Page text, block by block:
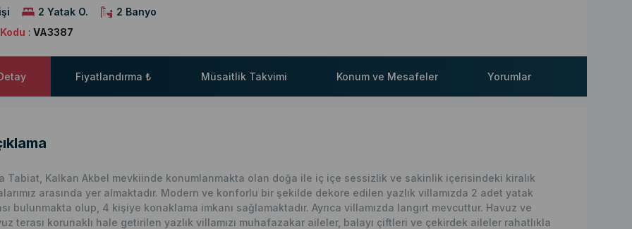
2 Yatak O.
2 Banyo
: VA3387
Fiyatlandırma ₺ Müsaitlik Takvimi Konum ve Mesafeler Yorumlar
Tabiat, Kalkan Akbel mevkiinde konumlanmakta olan doğa ile iç içe sessizlik ve sakinlik içerisindeki kiralık
arasında yer almaktadır. Modern ve konforlu bir şekilde dekore edilen yazlık villamızda 2 adet yatak
bulunmakta olup, 4 kişiye konaklama imkanı sağlamaktadır. Ayrıca villamızda langırt mevcuttur. Havuz ve
terası korunaklı hale getirilen yazlık villamızı muhafazakar aileler, balayı çiftleri ve çekirdek aileler rahatlıkla